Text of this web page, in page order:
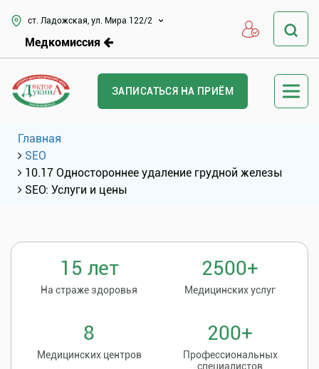
ст. Ладожская, ул. Мира 122/2
Медкомиссия
ЗАПИСАТЬСЯ НА ПРИЁМ
Главная
SEO
10.17 Одностороннее удаление грудной железы
SEO: Услуги и цены
15 лет
На страже здоровья
2500+
Медицинских услуг
8
Медицинских центров
200+
Профессиональных
специалистов